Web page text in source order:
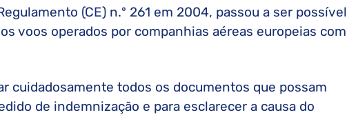
(CE) n.º 261 em 2004, passou a ser possível
voos operados por companhias aéreas europeias com
cuidadosamente todos os documentos que possam
de indemnização e para esclarecer a causa do